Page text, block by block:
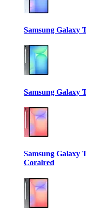
Samsung Galaxy
Samsung Galaxy
Samsung Galaxy
Coralred